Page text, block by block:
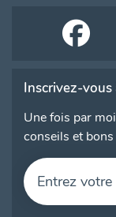
Inscrivez-
Une fois par
conseils et